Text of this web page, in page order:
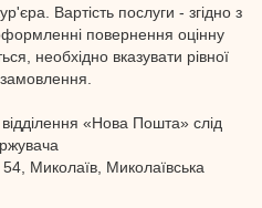
Вартість послуги - згідно з
повернення оцінну
необхідно вказувати рівної
«Нова Пошта» слід
Миколаїв, Миколаївська